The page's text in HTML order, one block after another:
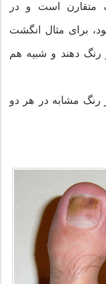
متقارن است و در
برای مثال انگشت
دهند و شبیه هم
رنگ مشابه در هر دو